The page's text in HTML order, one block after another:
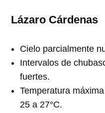
Lázaro Cárdenas
Cielo parcialmente
Intervalos de
fuertes.
Temperatura
25 a 27°C.